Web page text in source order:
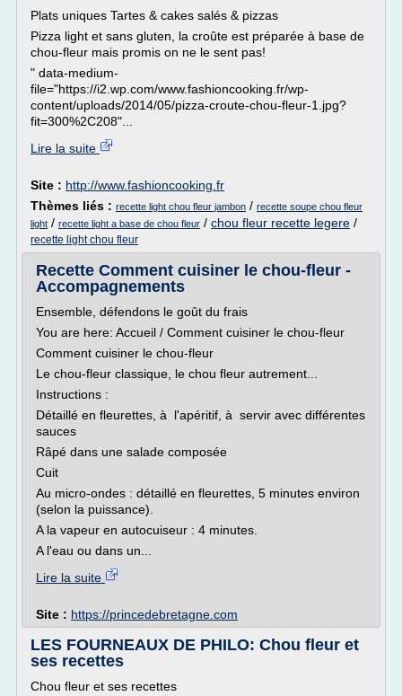
Plats uniques Tartes & cakes salés & pizzas
Pizza light et sans gluten, la croûte est préparée à base de
chou-fleur mais promis on ne le sent pas!
" data-medium-
file="https://i2.wp.com/www.fashioncooking.fr/wp-
content/uploads/2014/05/pizza-croute-chou-fleur-1.jpg?
fit=300%2C208"...
Lire la suite
Site : http://www.fashioncooking.fr
Thèmes liés : recette light chou fleur jambon / recette soupe chou fleur
light / recette light a base de chou fleur / chou fleur recette legere /
recette light chou fleur
Recette Comment cuisiner le chou-fleur -
Accompagnements
Ensemble, défendons le goût du frais
You are here: Accueil / Comment cuisiner le chou-fleur
Comment cuisiner le chou-fleur
Le chou-fleur classique, le chou fleur autrement...
Instructions :
Détaillé en fleurettes, à l'apéritif, à servir avec différentes
sauces
Râpé dans une salade composée
Cuit
Au micro-ondes : détaillé en fleurettes, 5 minutes environ
(selon la puissance).
A la vapeur en autocuiseur : 4 minutes.
A l'eau ou dans un...
Lire la suite
Site : https://princedebretagne.com
LES FOURNEAUX DE PHILO: Chou fleur et
ses recettes
Chou fleur et ses recettes